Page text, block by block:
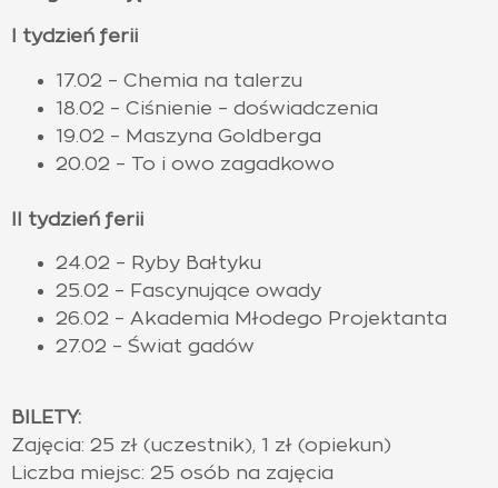
I tydzień ferii
17.02 – Chemia na talerzu
18.02 – Ciśnienie – doświadczenia
19.02 – Maszyna Goldberga
20.02 – To i owo zagadkowo
II tydzień ferii
24.02 – Ryby Bałtyku
25.02 – Fascynujące owady
26.02 – Akademia Młodego Projektanta
27.02 – Świat gadów
BILETY:
Zajęcia: 25 zł (uczestnik), 1 zł (opiekun)
Liczba miejsc: 25 osób na zajęcia